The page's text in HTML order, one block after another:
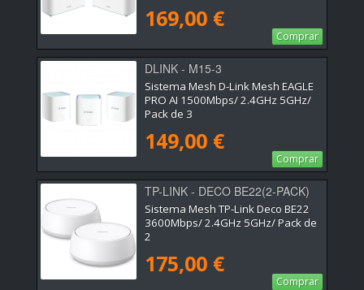
169,00 €
Comprar
DLINK - M15-3
Sistema Mesh D-Link Mesh EAGLE
PRO AI 1500Mbps/ 2.4GHz 5GHz/
Pack de 3
149,00 €
Comprar
TP-LINK - DECO BE22(2-PACK)
Sistema Mesh TP-Link Deco BE22
3600Mbps/ 2.4GHz 5GHz/ Pack de
2
175,00 €
Comprar